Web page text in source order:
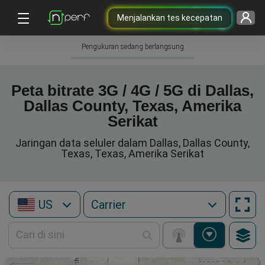
Menjalankan tes kecepatan
Pengukuran sedang berlangsung
Peta bitrate 3G / 4G / 5G di Dallas,
Dallas County, Texas, Amerika
Serikat
Jaringan data seluler dalam Dallas, Dallas County,
Texas, Texas, Amerika Serikat
US